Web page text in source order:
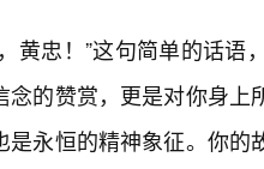
黄忠！”这句简单的话
念的赞赏，更是对你身
是永恒的精神象征。你